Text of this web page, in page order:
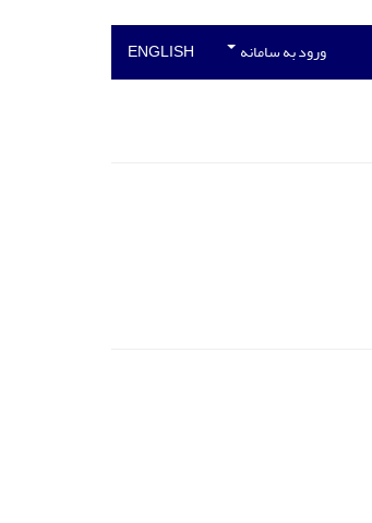
ورود به سامانه ENGLISH